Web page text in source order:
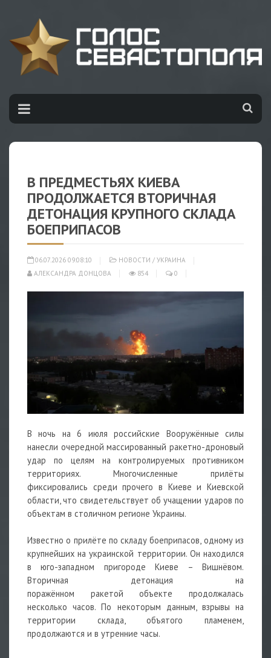
В ПРЕДМЕСТЬЯХ КИЕВА
ПРОДОЛЖАЕТСЯ ВТОРИЧНАЯ
ДЕТОНАЦИЯ КРУПНОГО СКЛАДА
БОЕПРИПАСОВ
06.07.2026 09:08:10 НОВОСТИ / УКРАИНА
АЛЕКСАНДРА ДОНЦОВА
854 0
В ночь на 6 июля российские Вооружённые силы
нанесли очередной массированный ракетно-дроновый
удар по целям на контролируемых противником
территориях. Многочисленные прилёты
фиксировались среди прочего в Киеве и Киевской
области, что свидетельствует об учащении ударов по
объектам в столичном регионе Украины.
Известно о прилёте по складу боеприпасов, одному из
крупнейших на украинской территории. Он находился
в юго-западном пригороде Киеве – Вишнёвом.
Вторичная детонация на
поражённом
ракетой
объекте продолжалась
несколько часов. По некоторым данным, взрывы на
территории склада, объятого пламенем,
продолжаются и в утренние часы.